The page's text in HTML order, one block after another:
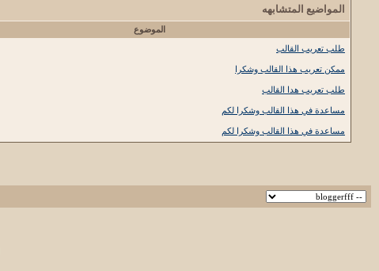
المواضيع المتشابهه
الموضوع
طلب تعريب القالب
ممكن تعريب هذا القالب وشكرا
طلب تعريب هدا القالب
مساعدة في هذا القالب وشكرا لكم
مساعدة في هذا القالب وشكرا لكم